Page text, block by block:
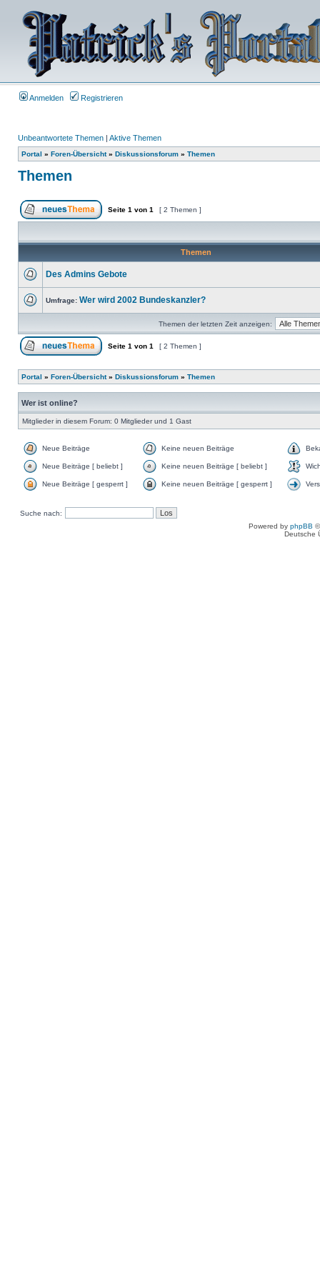
Anmelden Registrieren
Unbeantwortete Themen | Aktive Themen
Portal » Foren-Übersicht» Diskussionsforum » Themen
Themen
Seite 1 von 1 [ 2 Themen ]
Themen
Des Admins Gebote
Umfrage: Wer wird 2002 Bundeskanzler?
Themen der letzten Zeit anzeigen:
Seite 1 von 1 [ 2 Themen ]
Portal » Foren-Übersicht» Diskussionsforum » Themen
Wer ist online?
Mitglieder in diesem Forum: 0 Mitglieder und 1 Gast
Neue Beiträge Keine neuen Beiträge
Neue Beiträge [ beliebt ] Keine neuen Beiträge [ beliebt ]
Neue Beiträge [ gesperrt ] Keine neuen Beiträge [ gesperrt ]
Suche nach:
Powered by phpBB
Deutsche